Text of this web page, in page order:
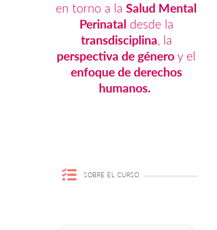
en torno a la Salud Mental
Perinatal desde la
transdisciplina, la
perspectiva de género y el
enfoque de derechos
humanos.
SOBRE EL CURSO